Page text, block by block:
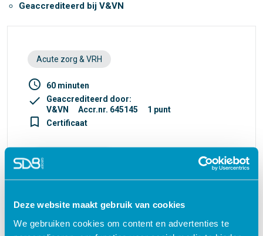
Deze website maakt gebruik van cookies
We gebruiken cookies om content en advertenties te
Geaccrediteerd bij V&VN
Acute zorg & VRH
access_time 60 minuten
check
Geaccrediteerd door:
V&VN
Accr.nr. 645145 1 punt
turned_in_not Certificaat